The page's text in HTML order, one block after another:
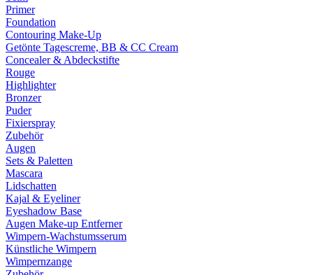
Primer
Foundation
Contouring Make-Up
Getönte Tagescreme, BB & CC Cream
Concealer & Abdeckstifte
Rouge
Highlighter
Bronzer
Puder
Fixierspray
Zubehör
Augen
Sets & Paletten
Mascara
Lidschatten
Kajal & Eyeliner
Eyeshadow Base
Augen Make-up Entferner
Wimpern-Wachstumsserum
Künstliche Wimpern
Wimpernzange